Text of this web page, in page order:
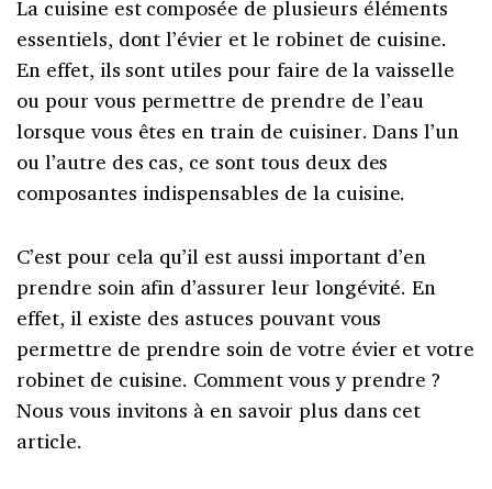
La cuisine est composée de plusieurs éléments
essentiels, dont l’évier et le robinet de cuisine.
En effet, ils sont utiles pour faire de la vaisselle
ou pour vous permettre de prendre de l’eau
lorsque vous êtes en train de cuisiner. Dans l’un
ou l’autre des cas, ce sont tous deux des
composantes indispensables de la cuisine.
C’est pour cela qu’il est aussi important d’en
prendre soin afin d’assurer leur longévité. En
effet, il existe des astuces pouvant vous
permettre de prendre soin de votre évier et votre
robinet de cuisine. Comment vous y prendre ?
Nous vous invitons à en savoir plus dans cet
article.